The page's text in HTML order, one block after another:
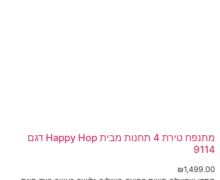
מתנפח טירת 4 תחנות מבית Happy Hop דגם
9114
₪1,499.00